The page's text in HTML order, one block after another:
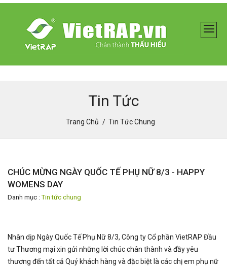
Tin Tức
Trang Chủ Tin Tức Chung
CHÚC MỪNG NGÀY QUỐC TẾ PHỤ NỮ 8/3 - HAPPY
WOMENS DAY
Danh mục :Tin tức chung
Nhân dịp Ngày Quốc Tế Phụ Nữ 8/3, Công ty Cổ phần VietRAP Đầu
tư Thương mại xin gửi những lời chúc chân thành và đầy yêu
thương đến tất cả Quý khách hàng và đặc biệt là các chị em phụ nữ